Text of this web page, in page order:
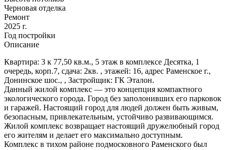
Черновая отделка
Ремонт
2025 г.
Год постройки
Описание
Квартира: 3 к 77,50 кв.м., 5 этаж в комплексе Десятка, 1
очередь, корп.7, сдача: 2кв. , этажей: 16, адрес Раменское г.,
Донинское шос., , Застройщик: ГК Эталон.
Данный жилой комплекс — это концепция компактного
экологического города. Город без заполонивших его парковок
и гаражей. Настоящий город для людей должен быть живым,
безопасным, привлекательным, устойчиво развивающимся.
Жилой комплекс возвращает настоящий дружелюбный город
его жителям и делает его максимально доступным.
Комплекс в тихом районе подмосковного Раменского был